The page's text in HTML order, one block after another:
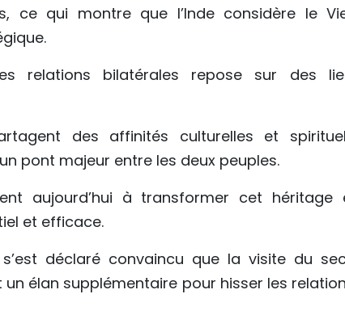
ce qui montre que l’Inde considère le
relations bilatérales repose sur des
des affinités culturelles et
pont majeur entre les deux peuples.
aujourd’hui à transformer cet
et efficace.
déclaré convaincu que la visite du
un élan supplémentaire pour hisser les